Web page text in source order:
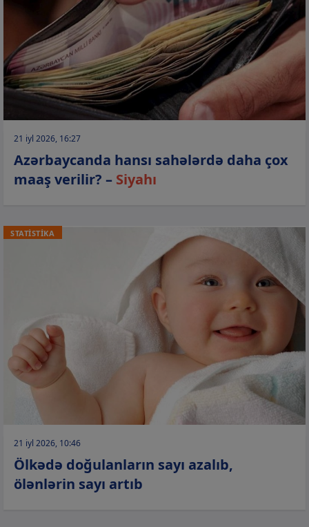
21 iyl 2026, 16:27
Azərbaycanda hansı sahələrdə daha çox
maaş verilir? – Siyahı
STATİSTİKA
21 iyl 2026, 10:46
Ölkədə doğulanların sayı azalıb,
ölənlərin sayı artıb